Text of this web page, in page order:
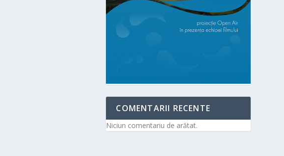
COMENTARII RECENTE
Niciun comentariu de arătat.